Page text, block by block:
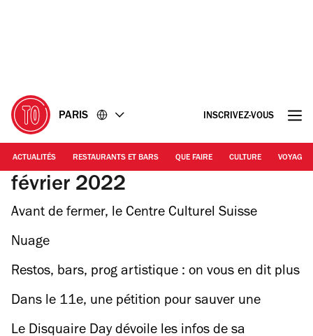
PARIS INSCRIVEZ-VOUS
ACTUALITÉS RESTAURANTS ET BARS QUE FAIRE CULTURE VOYAGE
février 2022
Avant de fermer, le Centre Culturel Suisse
propose 42h d’art et de fête non-stop
Nuage
Restos, bars, prog artistique : on vous en dit plus
sur l’immense Food Society
Dans le 11e, une pétition pour sauver une
piscine Art déco vieille de 140 ans
Le Disquaire Day dévoile les infos de sa